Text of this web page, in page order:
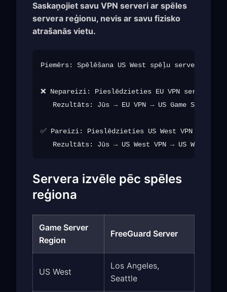
Saskaņojiet savu VPN serveri ar spēles
servera reģionu, nevis ar savu fizisko
atrašanās vietu.
Piemērs: Spēlēšana US West spēļu serveros no
❌ Nepareizi: Pieslēdzieties EU VPN serverim
Rezultāts: Jūs → EU VPN → US Game Server
✅ Pareizi: Pieslēdzieties US West VPN
Servera izvēle pēc spēles
reģiona
Game Server
Region
FreeGuard Server
US West
Los Angeles,
Seattle